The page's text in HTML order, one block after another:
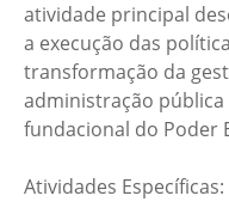
atividade principal
a execução das
transformação da
administração
fundacional do Poder
Atividades Específicas: